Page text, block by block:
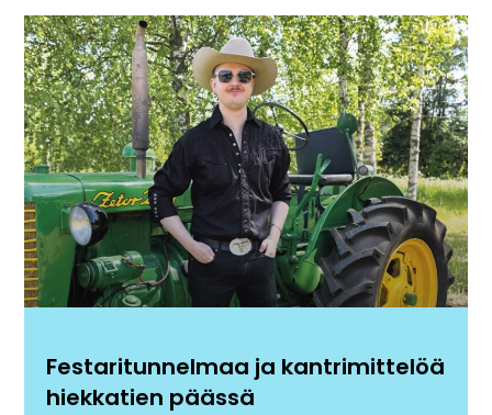
Festaritunnelmaa ja kantrimittelöä
hiekkatien päässä